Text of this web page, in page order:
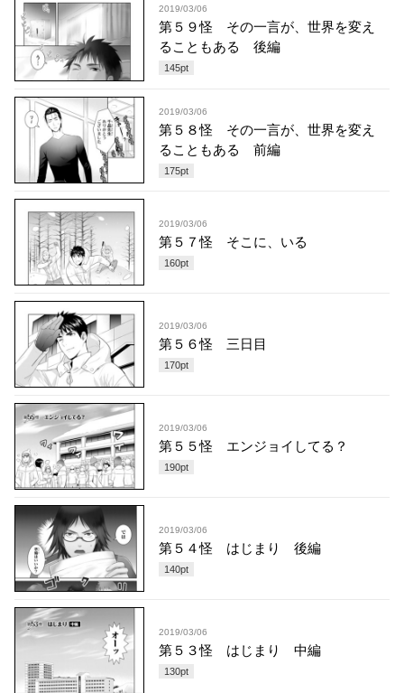
2019/03/06
第５９怪 その一言が、世界を変え
ることもある 後編
145pt
2019/03/06
第５８怪 その一言が、世界を変え
ることもある 前編
175pt
2019/03/06
第５７怪 そこに、いる
160pt
2019/03/06
第５６怪 三日目
170pt
2019/03/06
第５５怪 エンジョイしてる？
190pt
2019/03/06
第５４怪 はじまり 後編
140pt
2019/03/06
第５３怪 はじまり 中編
130pt